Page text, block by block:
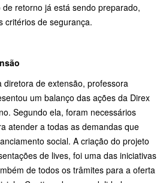
retorno já está sendo preparado,
critérios de segurança.
diretora de extensão, professora
um balanço das ações da Direx
Segundo ela, foram necessários
atender a todas as demandas que
social. A criação do projeto
de lives, foi uma das iniciativas
de todos os trâmites para a oferta